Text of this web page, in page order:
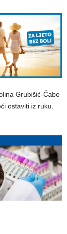
Grubišić-Čabo
ostaviti iz ruku.